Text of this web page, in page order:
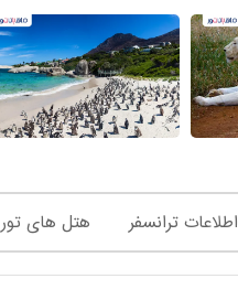
اطلاعات ترانسفر هتل های تور